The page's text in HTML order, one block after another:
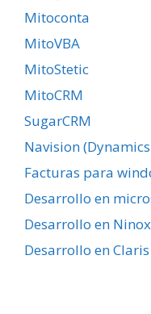
Mitoconta
MitoVBA
MitoStetic
MitoCRM
SugarCRM
Navision
Facturas para
Desarrollo en
Desarrollo en
Desarrollo en